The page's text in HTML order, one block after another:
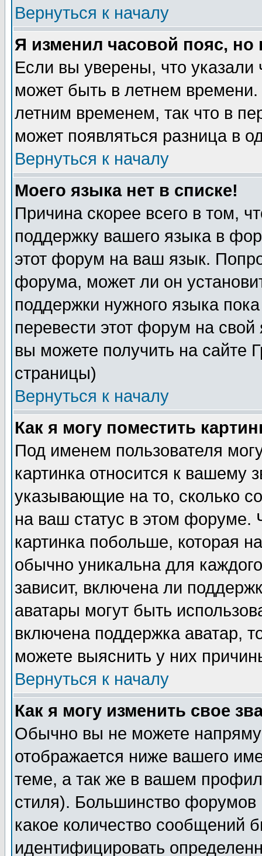
Вернуться к началу
Я изменил часовой пояс,
Если вы уверены, что указали
может быть в летнем
летним временем, так что в
может появляться разница в
Вернуться к началу
Моего языка нет в списке!
Причина скорее всего в том,
поддержку вашего языка в
этот форум на ваш язык.
форума, может ли он
поддержки нужного языка
перевести этот форум на
вы можете получить на сайте
страницы)
Вернуться к началу
Как я могу поместить
Под именем пользователя
картинка относится к вашему
указывающие на то, сколько
на ваш статус в этом форуме.
картинка побольше, которая
обычно уникальна для
зависит, включена ли
аватары могут быть
включена поддержка аватар,
можете выяснить у них
Вернуться к началу
Как я могу изменить свое
Обычно вы не можете
отображается ниже вашего
теме, а так же в вашем
стиля). Большинство форумов
какое количество сообщений
идентифицировать